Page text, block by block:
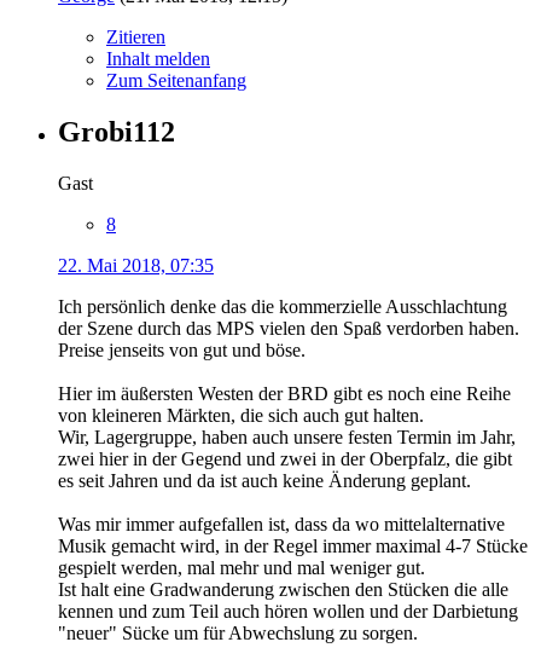
Zitieren
Inhalt melden
Zum Seitenanfang
Grobi112
Gast
8
22. Mai 2018, 07:35
Ich persönlich denke das die kommerzielle Ausschlachtung
der Szene durch das MPS vielen den Spaß verdorben haben.
Preise jenseits von gut und böse.
Hier im äußersten Westen der BRD gibt es noch eine Reihe
von kleineren Märkten, die sich auch gut halten.
Wir, Lagergruppe, haben auch unsere festen Termin im Jahr,
zwei hier in der Gegend und zwei in der Oberpfalz, die gibt
es seit Jahren und da ist auch keine Änderung geplant.
Was mir immer aufgefallen ist, dass da wo mittelalternative
Musik gemacht wird, in der Regel immer maximal 4-7 Stücke
gespielt werden, mal mehr und mal weniger gut.
Ist halt eine Gradwanderung zwischen den Stücken die alle
kennen und zum Teil auch hören wollen und der Darbietung
"neuer" Sücke um für Abwechslung zu sorgen.